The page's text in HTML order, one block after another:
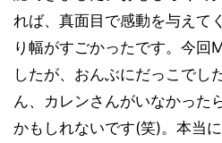
れば、真面目で感動を与えて
り幅がすごかったです。今回
したが、おんぶにだっこでし
ん、カレンさんがいなかった
かもしれないです(笑)。本当